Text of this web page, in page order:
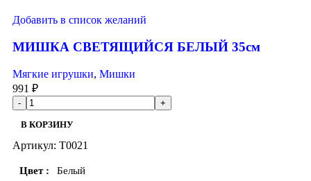
Добавить в список желаний
МИШКА СВЕТЯЩИЙСЯ БЕЛЫЙ 35см
Мягкие игрушки, Мишки
991 ₽
В КОРЗИНУ
Артикул: T0021
Цвет Белый